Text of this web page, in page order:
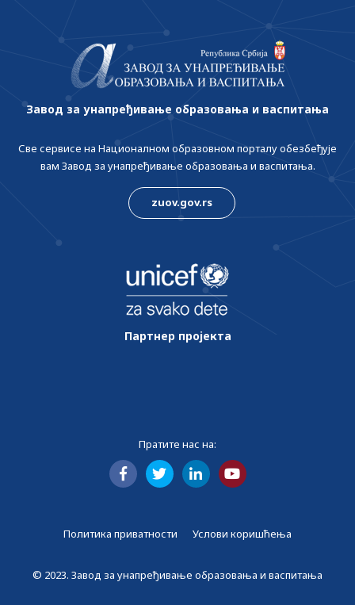
Завод за унапређивање образовања и васпитања
Све сервисе на Националном образовном порталу обезбеђује
вам Завод за унапређивање образовања и васпитања.
zuov.gov.rs
Партнер пројекта
Пратите нас на:
Политика приватности Услови коришћења
© 2023. Завод за унапређивање образовања и васпитања